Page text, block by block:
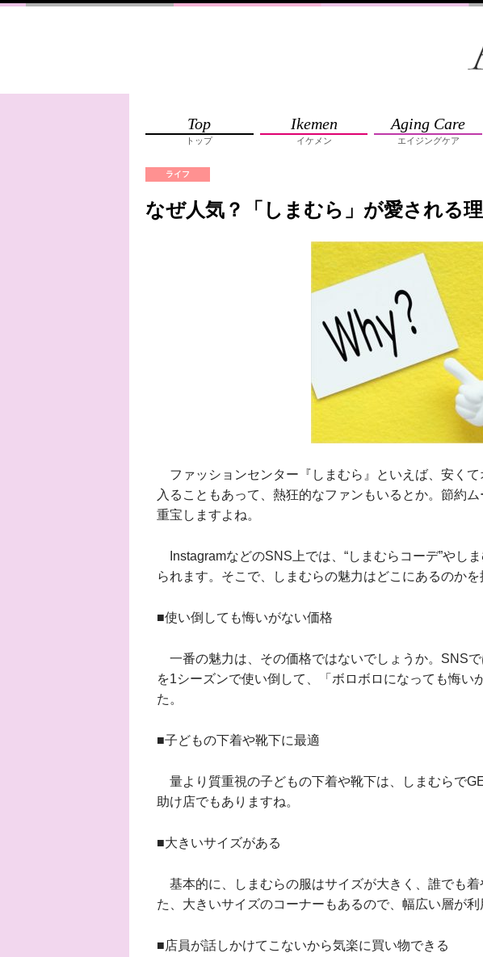
Top
トップ
Ikemen
イケメン
Aging Care
エイジングケア
ライフ
なぜ人気？「しまむら」が愛される
ファッションセンター『しまむら』といえば、安く
入ることもあって、熱狂的なファンもいるとか。節約
重宝しますよね。
InstagramなどのSNS上では、“しまむらコーデ”やし
られます。そこで、しまむらの魅力はどこにあるのかを
■使い倒しても悔いがない価格
一番の魅力は、その価格ではないでしょうか。SNS
を1シーズンで使い倒して、「ボロボロになっても悔い
た。
■子どもの下着や靴下に最適
量より質重視の子どもの下着や靴下は、しまむらで
助け店でもありますね。
■大きいサイズがある
基本的に、しまむらの服はサイズが大きく、誰でも着
た、大きいサイズのコーナーもあるので、幅広い層が利
■店員が話しかけてこないから気楽に買い物できる